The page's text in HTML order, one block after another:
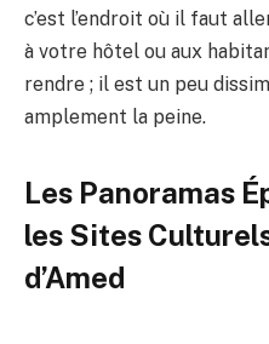
c’est l’endroit où il faut
à votre hôtel ou aux
rendre ; il est un peu
amplement la peine.
Les Panoramas
les Sites
d’Amed